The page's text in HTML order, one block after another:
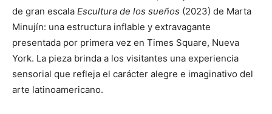
de gran escala Escultura de los sueños (2023) de Marta
Minujín: una estructura inflable y extravagante
presentada por primera vez en Times Square, Nueva
York. La pieza brinda a los visitantes una experiencia
sensorial que refleja el carácter alegre e imaginativo del
arte latinoamericano.